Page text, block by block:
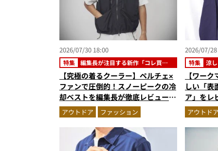
2026/07/30 18:00
特集
編集長が注目する新作「コレ買い
です」
【究極の着るクーラー】ペルチェ×
ファンで圧倒的！スノーピークの冷
却ベストを編集長が徹底レビュー。
炎天下でも“寒さ”を味わえる本気
のギア『コレ買いです』Vol.172
アウトドア ファッション
2026/07/
特集 涼
【ワー
しい「
ア」をレ
が正解”
アウトド